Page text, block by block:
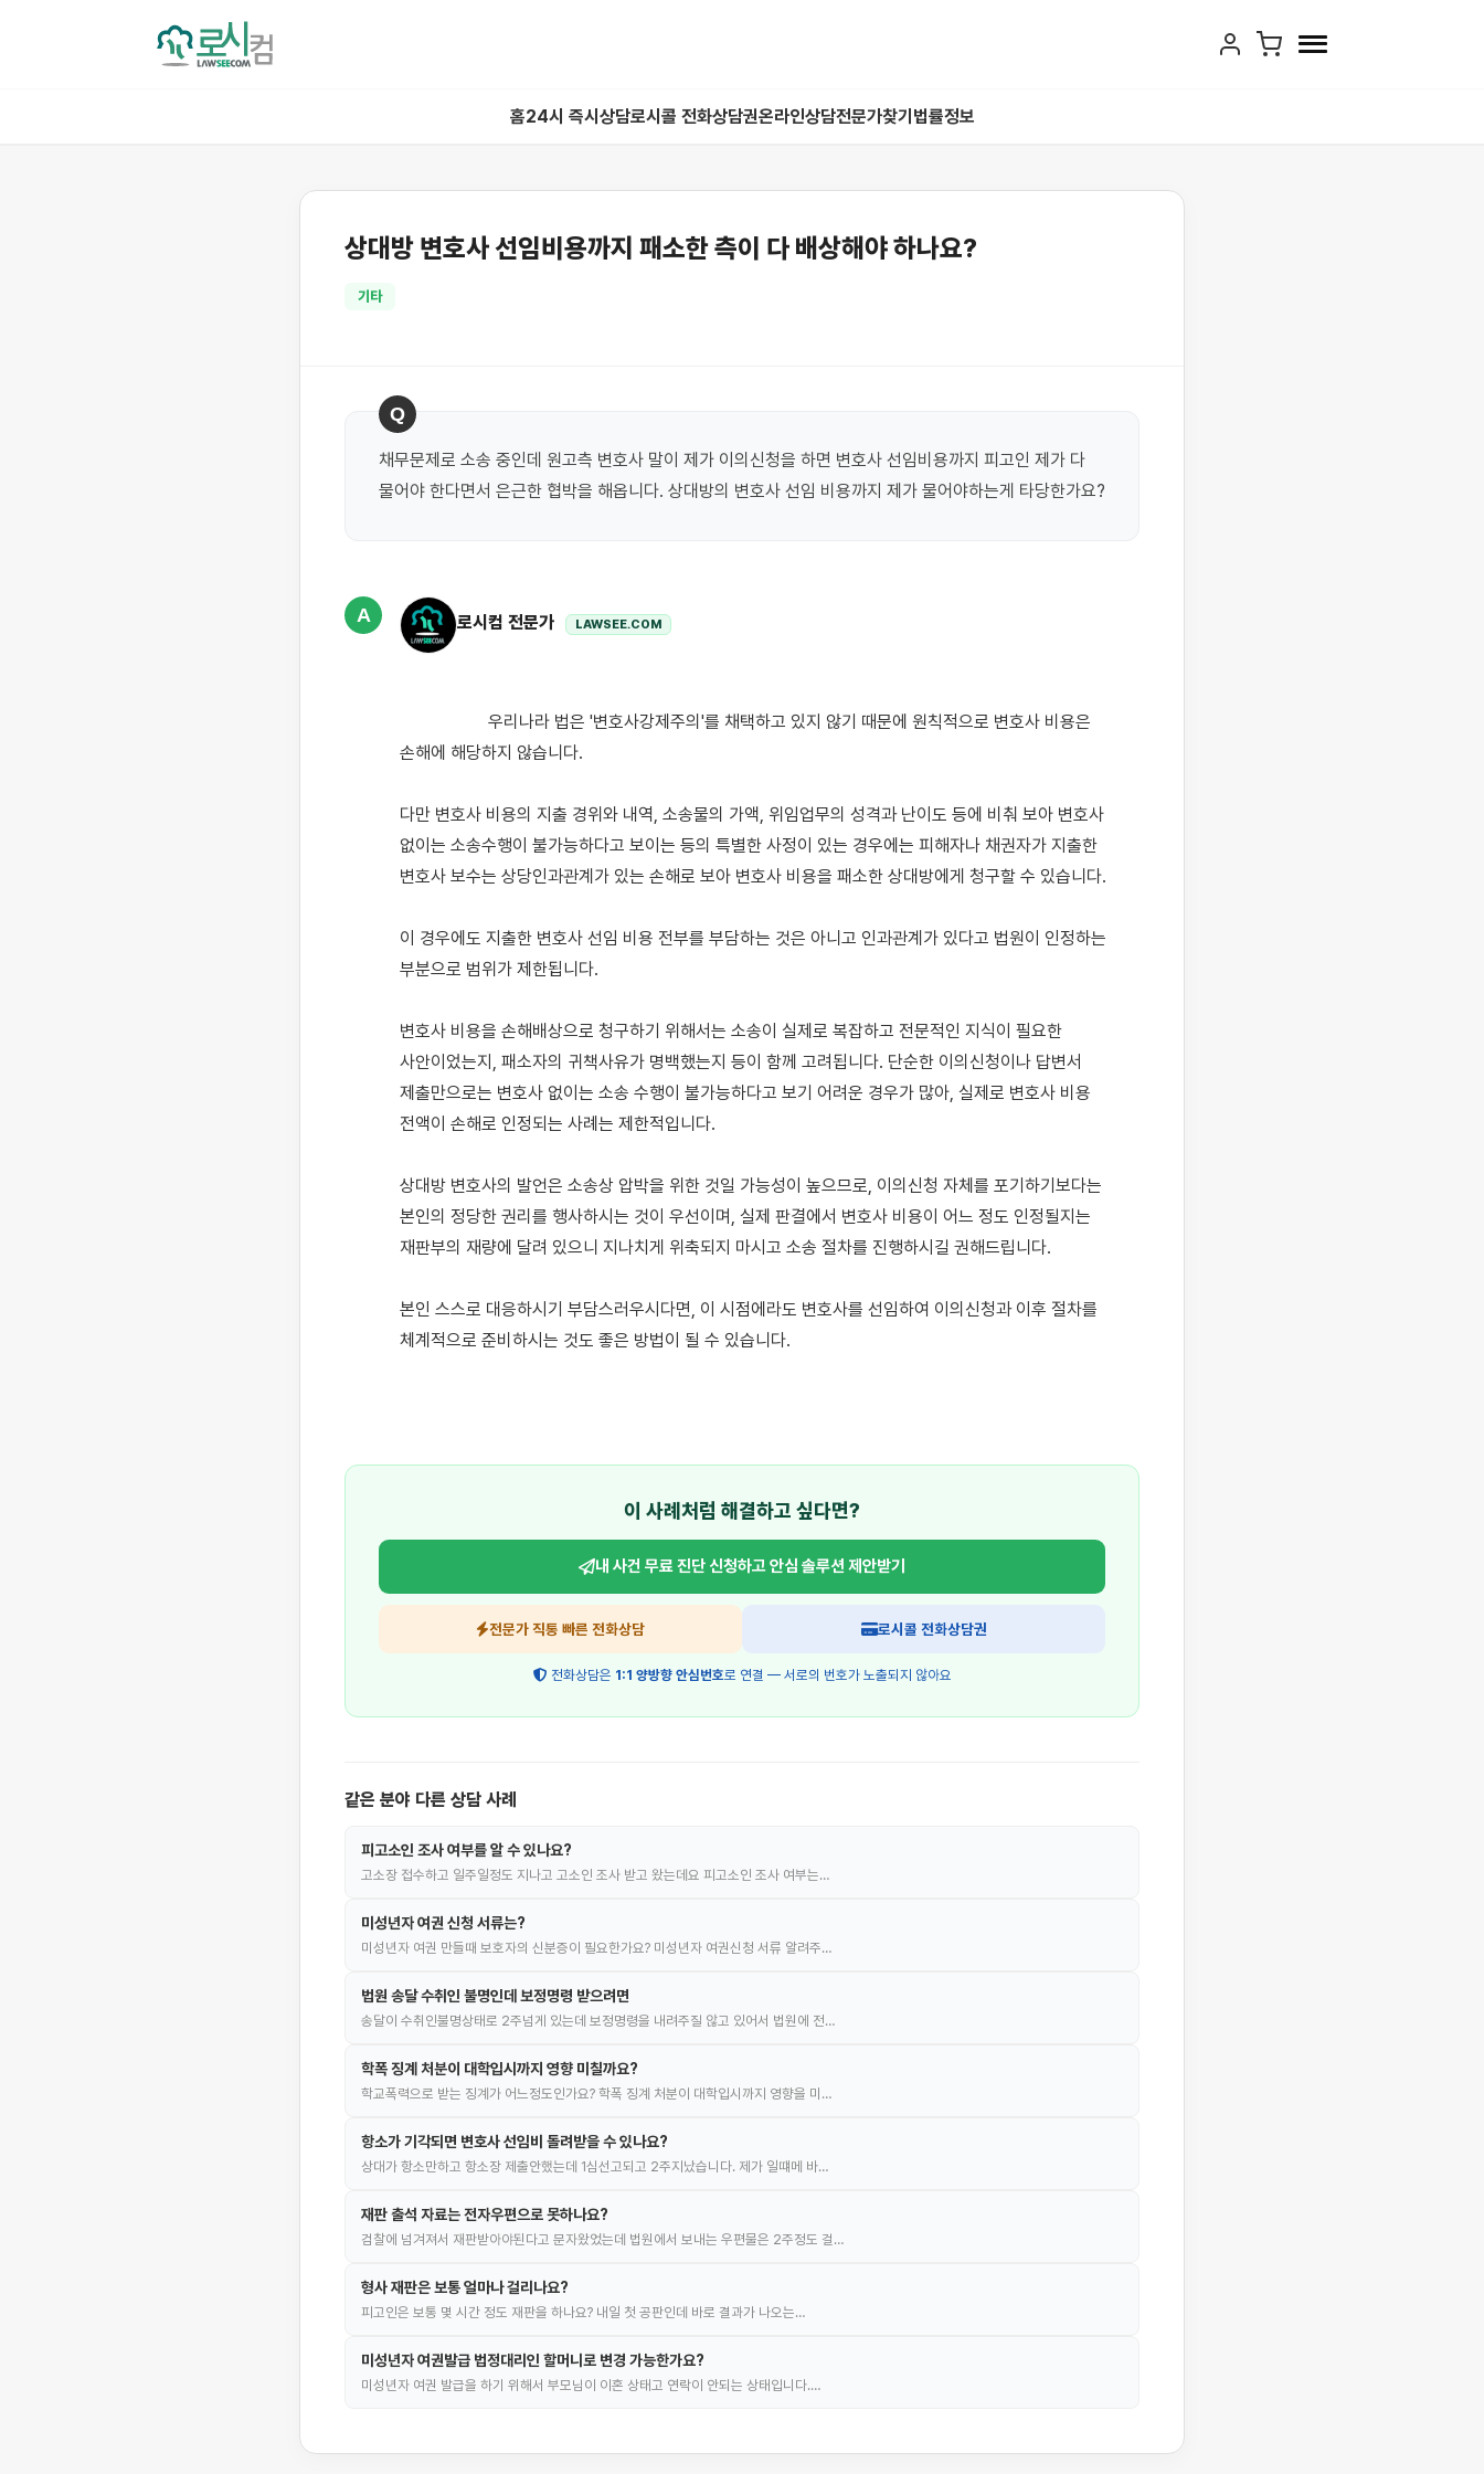
홈24시 즉시상담로시콜 전화상담권온라인상담전문가찾기 법률정보
상대방 변호사 선임비용까지 패소한 측이 다 배상해야 하나요?
기타
Q
채무문제로 소송 중인데 원고측 변호사 말이 제가 이의신청을 하면 변호사 선임비용까지 피고인 제가 다
물어야 한다면서 은근한 협박을 해옵니다. 상대방의 변호사 선임 비용까지 제가 물어야하는게 타당한가요?
A 로시컴 전문가 LAWSEE.COM
손해에 해당하지 않습니다.
다만 변호사 비용의 지출 경위와 내역, 소송물의 가액, 위임업무의 성격과 난이도 등에 비춰 보아 변호사
없이는 소송수행이 불가능하다고 보이는 등의 특별한 사정이 있는 경우에는 피해자나 채권자가 지출한
변호사 보수는 상당인과관계가 있는 손해로 보아 변호사 비용을 패소한 상대방에게 청구할 수 있습니다.
이 경우에도 지출한 변호사 선임 비용 전부를 부담하는 것은 아니고 인과관계가 있다고 법원이 인정하는
부분으로 범위가 제한됩니다.
변호사 비용을 손해배상으로 청구하기 위해서는 소송이 실제로 복잡하고 전문적인 지식이 필요한
사안이었는지, 패소자의 귀책사유가 명백했는지 등이 함께 고려됩니다. 단순한 이의신청이나 답변서
제출만으로는 변호사 없이는 소송 수행이 불가능하다고 보기 어려운 경우가 많아, 실제로 변호사 비용
전액이 손해로 인정되는 사례는 제한적입니다.
상대방 변호사의 발언은 소송상 압박을 위한 것일 가능성이 높으므로, 이의신청 자체를 포기하기보다는
본인의 정당한 권리를 행사하시는 것이 우선이며, 실제 판결에서 변호사 비용이 어느 정도 인정될지는
재판부의 재량에 달려 있으니 지나치게 위축되지 마시고 소송 절차를 진행하시길 권해드립니다.
본인 스스로 대응하시기 부담스러우시다면, 이 시점에라도 변호사를 선임하여 이의신청과 이후 절차를
체계적으로 준비하시는 것도 좋은 방법이 될 수 있습니다.
이 사례처럼 해결하고 싶다면?
내 사건 무료 진단 신청하고안심 솔루션 제안받기
전문가 직통 빠른 전화상담 로시콜 전화상담권
전화상담은 1:1 양방향 안심번호로 연결 — 서로의 번호가 노출되지 않아요
같은 분야 다른 상담 사례
피고소인 조사 여부를 알 수 있나요?
고소장 접수하고 일주일정도 지나고 고소인 조사 받고 왔는데요 피고소인 조사 여부는…
미성년자 여권 신청 서류는?
미성년자 여권 만들때 보호자의 신분증이 필요한가요? 미성년자 여권신청 서류 알려주…
법원 송달 수취인 불명인데 보정명령 받으려면
송달이 수취인불명상태로 2주넘게 있는데 보정명령을 내려주질 않고 있어서 법원에 전…
학폭 징계 처분이 대학입시까지 영향 미칠까요?
학교폭력으로 받는 징계가 어느정도인가요? 학폭 징계 처분이 대학입시까지 영향을 미…
항소가 기각되면 변호사 선임비 돌려받을 수 있나요?
상대가 항소만하고 항소장 제출안했는데 1심선고되고 2주지났습니다. 제가 일떄메 바…
재판 출석 자료는 전자우편으로 못하나요?
검찰에 넘겨져서 재판받아야된다고 문자왔었는데 법원에서 보내는 우편물은 2주정도 걸…
형사 재판은 보통 얼마나 걸리나요?
피고인은 보통 몇 시간 정도 재판을 하나요? 내일 첫 공판인데 바로 결과가 나오는…
미성년자 여권발급 법정대리인 할머니로 변경 가능한가요?
미성년자 여권 발급을 하기 위해서 부모님이 이혼 상태고 연락이 안되는 상태입니다.…